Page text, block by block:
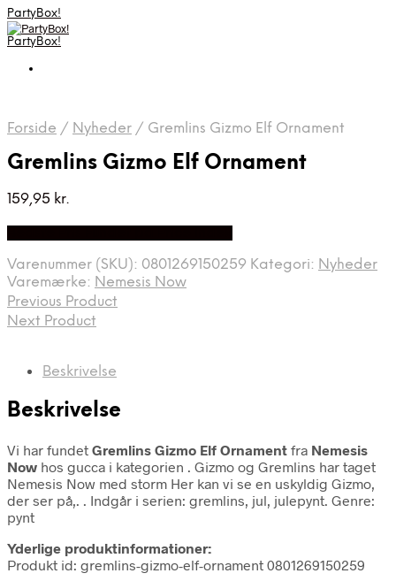
PartyBox!
PartyBox!
Forside / Nyheder / Gremlins Gizmo Elf Ornament
Gremlins Gizmo Elf Ornament
159,95 kr.
Varenummer (SKU): 0801269150259 Kategori: Nyheder
Varemærke: Nemesis Now
Previous Product
Next Product
Beskrivelse
Beskrivelse
Vi har fundet Gremlins Gizmo Elf Ornament fra Nemesis
Now hos gucca i kategorien . Gizmo og Gremlins har taget
Nemesis Now med storm Her kan vi se en uskyldig Gizmo,
der ser på,. . Indgår i serien: gremlins, jul, julepynt. Genre:
pynt
Yderlige produktinformationer:
Produkt id: gremlins-gizmo-elf-ornament 0801269150259